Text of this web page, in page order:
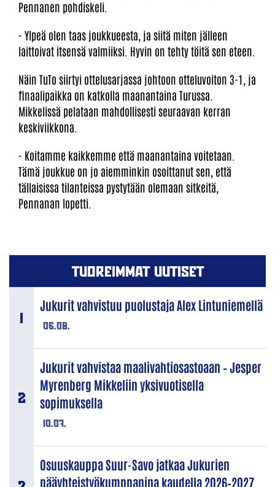
Pennanen pohdiskeli.
- Ylpeä olen taas joukkueesta, ja siitä miten jälleen
laittoivat itsensä valmiiksi. Hyvin on tehty töitä sen eteen.
Näin TuTo siirtyi ottelusarjassa johtoon otteluvoiton 3-1, ja
finaalipaikka on katkolla maanantaina Turussa.
Mikkelissä pelataan mahdollisesti seuraavan kerran
keskiviikkona.
- Koitamme kaikkemme että maanantaina voitetaan.
Tämä joukkue on jo aiemminkin osoittanut sen, että
tällaisissa tilanteissa pystytään olemaan sitkeitä,
Pennanan lopetti.
TUOREIMMAT UUTISET
06.08.
Jukurit vahvistuu puolustaja Alex Lintuniemellä
10.07.
Jukurit vahvistaa maalivahtiosastoaan – Jesper
Myrenberg Mikkeliin yksivuotisella
sopimuksella
Osuuskauppa Suur-Savo jatkaa Jukurien
pääyhteistyökumppanina kaudella 2026–2027